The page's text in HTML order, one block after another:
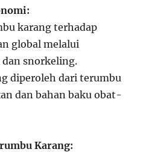
karang terhadap
global melalui
dan snorkeling.
diperoleh dari terumbu
dan bahan baku obat-
Karang: